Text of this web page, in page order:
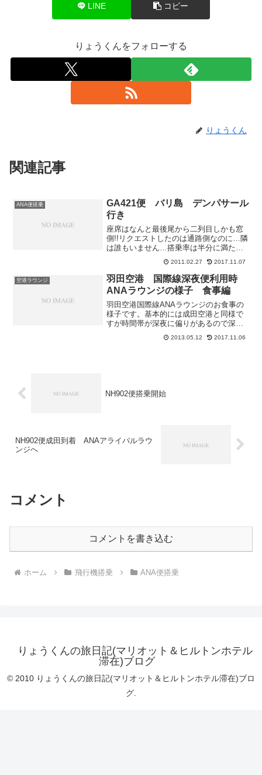
LINE コピー
りょうくんをフォローする
りょうくん
関連記事
ANA便搭乗
GA421便 バリ島 デンパサール
行き
座席はなんと最後尾から二列目しかも窓
側!!リクエストしたのは通路側なのに…隣
は誰もいません…搭乗率は半分に満たな
い感じ前方の方も空いていました…これ
だからガルーダは信用できません…飛行
時間は1時間45分です。この間に機内食が
あります。質素で...
2011.02.27 2017.11.07
空港ラウンジ
羽田空港 国際線深夜便利用時
ANAラウンジの様子 食事編
羽田空港国際線ANAラウンジのお食事の
様子です。基本的には成田空港と同様で
すが時間帯が深夜に偏りがあるので深夜
便利用者を意識していますねスイートラ
ウンジではありませんがホットミールが
2013.05.12 2017.11.06
NH902便搭乗開始
NH902便成田到着 ANAアライバルラウ
ンジへ
コメント
コメントを書き込む
ホーム 飛行機搭乗 ANA便搭乗
りょうくんの旅日記(マリオット＆ヒルトンホテル
滞在)ブログ
© 2010 りょうくんの旅日記(マリオット＆ヒルトンホテル滞在)ブロ
グ.